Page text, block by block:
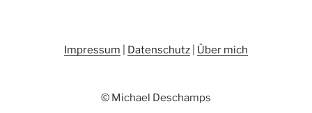
Impressum Datenschutz Über mich
© Michael Deschamps